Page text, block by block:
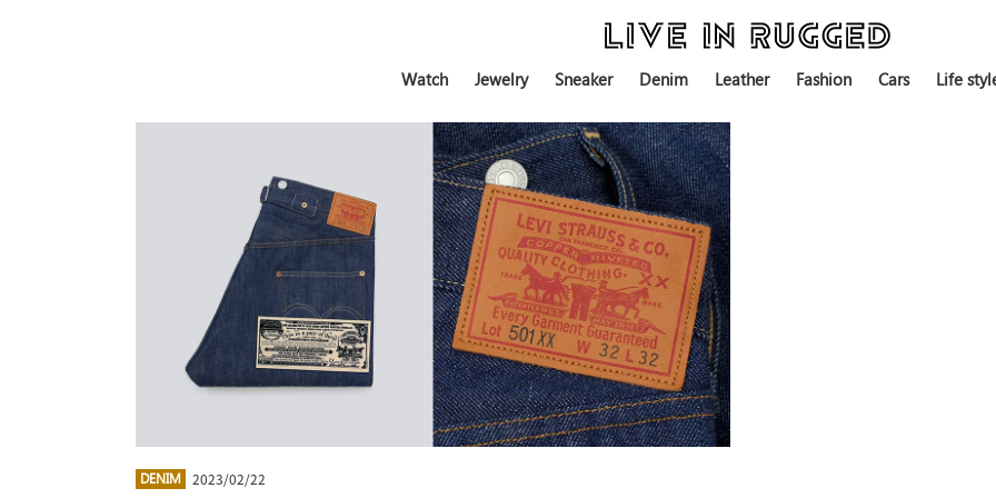
Watch Jewelry Sneaker Denim Leather Fashion Cars Life
DENIM 2023/02/22